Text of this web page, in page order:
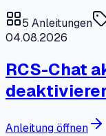
5 Anleitungen
04.08.2026
RCS-Chat
Anleitung öffnen